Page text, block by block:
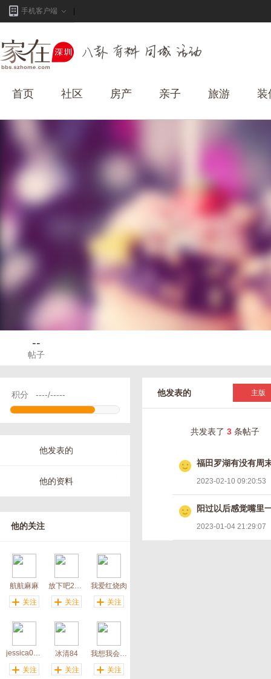
手机客户端
首页 社区 房产 亲子 旅游 装
--
帖子
积分 ----/-----
他发表的
他的资料
他的关注
航航麻麻
关注
放下吧2015
关注
我爱红烧肉
关注
jessica0755
关注
冰清84
关注
我想我会遇上你
关注
他发表的 主版
共发表了 3 条帖子
福田罗湖有没有周
2023-02-10 09:20:53
阳过以后感觉嘴里
2023-01-04 21:29:07